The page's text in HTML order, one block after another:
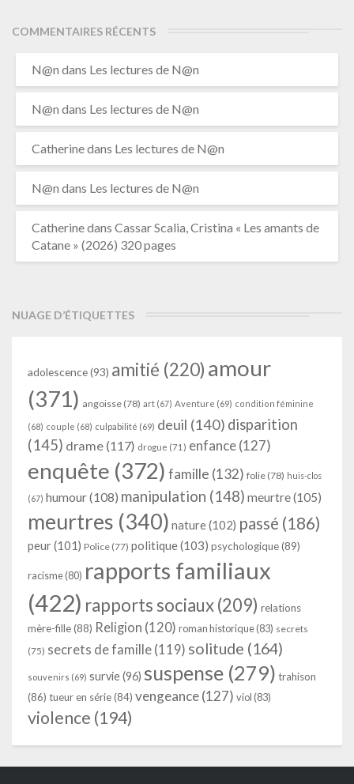
COMMENTAIRES RÉCENTS
N@n dans Les lectures de N@n
N@n dans Les lectures de N@n
Catherinedans Les lectures de N@n
N@n dans Les lectures de N@n
Catherinedans Cassar Scalia, Cristina « Les amants de
Catane » (2026) 320 pages
NUAGE D’ÉTIQUETTES
adolescence(93) amitié (220) amour
(371) angoisse (78) art (67) Aventure (69) condition féminine
(68) couple (68) culpabilité (69) deuil (140) disparition
(145) drame (117) drogue (71) enfance(127)
enquête (372) famille (132) folie (78) huis-clos
(67) humour(108) manipulation (148) meurtre(105)
meurtres (340) nature(102) passé (186)
peur(101) Police (77) politique(103) psychologique(89)
racisme (80) rapports familiaux
(422) rapports sociaux(209) relations
mère-fille(88) Religion (120) roman historique(83) secrets
(75) secrets de famille (119) solitude (164)
souvenirs (69) survie(96) suspense (279) trahison
(86) tueur en série(84) vengeance(127) viol (83)
violence (194)